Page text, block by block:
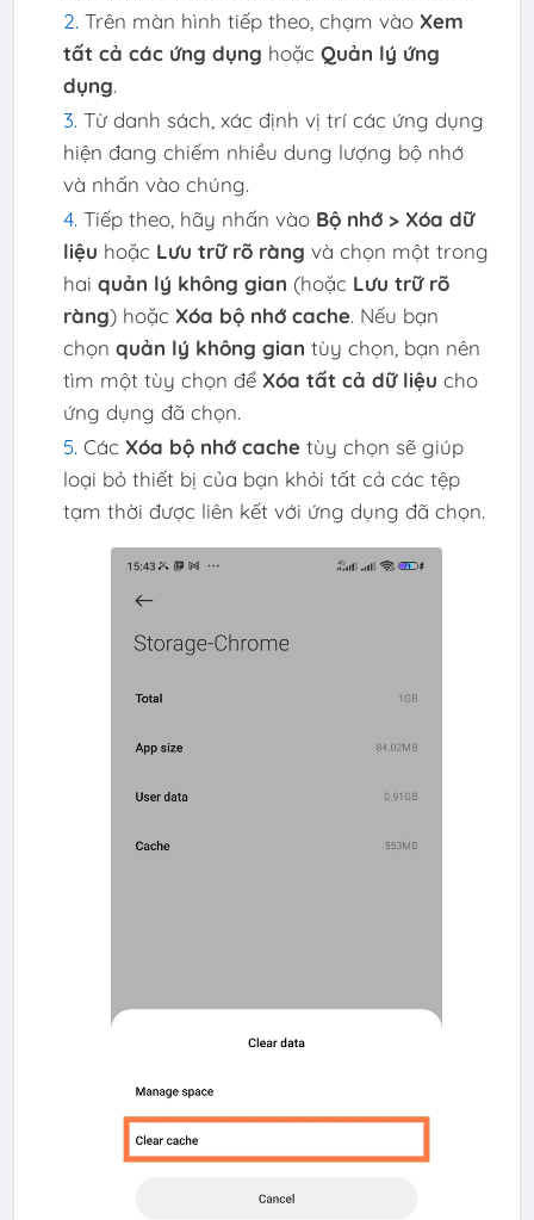
Trên màn hình tiếp theo, chạm vào Xem
tất cả các ứng dụng hoặc Quản lý ứng
dụng.
Từ danh sách, xác định vị trí các ứng dụng
hiện đang chiếm nhiều dung lượng bộ nhớ
và nhấn vào chúng.
Tiếp theo, hãy nhấn vào Bộ nhớ > Xóa dữ
liệu hoặc Lưu trữ rõ ràng và chọn một trong
hai quản lý không gian (hoặc Lưu trữ rõ
ràng) hoặc Xóa bộ nhớ cache. Nếu bạn
chọn quản lý không gian tùy chọn, bạn nên
tìm một tùy chọn để Xóa tất cả dữ liệu cho
ứng dụng đã chọn.
Các Xóa bộ nhớ cachetùy chọn sẽ giúp
loại bỏ thiết bị của bạn khỏi tất cả các tệp
tạm thời được liên kết với ứng dụng đã chọn.